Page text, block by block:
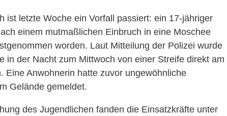
ist letzte Woche ein Vorfall passiert: ein 17-jähriger
einem mutmaßlichen Einbruch in eine Moschee
worden. Laut Mitteilung der Polizei wurde
in der Nacht zum Mittwoch von einer Streife direkt am
Eine Anwohnerin hatte zuvor ungewöhnliche
Gelände gemeldet.
des Jugendlichen fanden die Einsatzkräfte unter